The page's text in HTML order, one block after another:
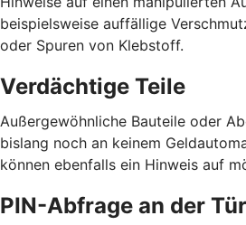
beispielsweise auffällige
oder Spuren von Klebstoff.
Verdächtige Teile
Außergewöhnliche Bauteile oder
bislang noch an keinem
können ebenfalls ein Hinweis auf
PIN-Abfrage an der Tür